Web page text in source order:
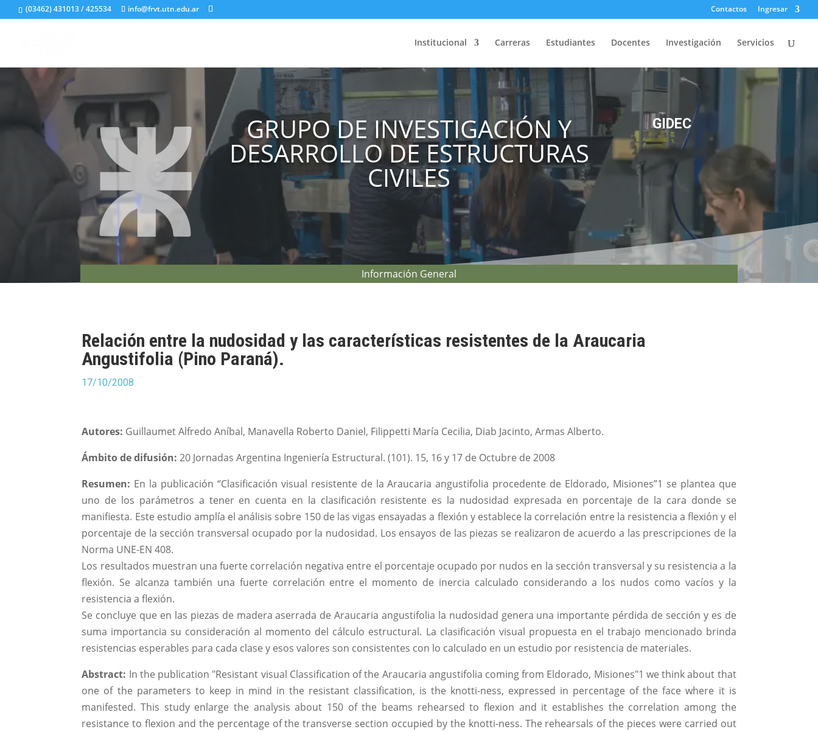
(03462) 431013 / 425534 info@frvt.utn.edu.ar Contactos Ingresar
Institucional Carreras Estudiantes Docentes Investigación Servicios
GRUPO DE INVESTIGACIÓN Y
DESARROLLO DE ESTRUCTURAS
CIVILES
GIDEC
Información General
Relación entre la nudosidad y las características resistentes de la Araucaria
Angustifolia (Pino Paraná).
17/10/2008
Autores: Guillaumet Alfredo Aníbal, Manavella Roberto Daniel, Filippetti María Cecilia, Diab Jacinto, Armas Alberto.
Ámbito de difusión: 20 Jornadas Argentina Ingeniería Estructural. (101). 15, 16 y 17 de Octubre de 2008
Resumen: En la publicación “Clasificación visual resistente de la Araucaria angustifolia procedente de Eldorado, Misiones”1 se plantea que
uno de los parámetros a tener en cuenta en la clasificación resistente es la nudosidad expresada en porcentaje de la cara donde se
manifiesta. Este estudio amplía el análisis sobre 150 de las vigas ensayadas a flexión y establece la correlación entre la resistencia a flexión y el
porcentaje de la sección transversal ocupado por la nudosidad. Los ensayos de las piezas se realizaron de acuerdo a las prescripciones de la
Norma UNE-EN 408.
Los resultados muestran una fuerte correlación negativa entre el porcentaje ocupado por nudos en la sección transversal y su resistencia a la
flexión. Se alcanza también una fuerte correlación entre el momento de inercia calculado considerando a los nudos como vacíos y la
resistencia a flexión.
Se concluye que en las piezas de madera aserrada de Araucaria angustifolia la nudosidad genera una importante pérdida de sección y es de
suma importancia su consideración al momento del cálculo estructural. La clasificación visual propuesta en el trabajo mencionado brinda
resistencias esperables para cada clase y esos valores son consistentes con lo calculado en un estudio por resistencia de materiales.
Abstract: In the publication "Resistant visual Classification of the Araucaria angustifolia coming from Eldorado, Misiones"1 we think about that
one of the parameters to keep in mind in the resistant classification, is the knotti-ness, expressed in percentage of the face where it is
manifested. This study enlarge the analysis about 150 of the beams rehearsed to flexion and it establishes the correlation among the
resistance to flexion and the percentage of the transverse section occupied by the knotti-ness. The rehearsals of the pieces were carried out